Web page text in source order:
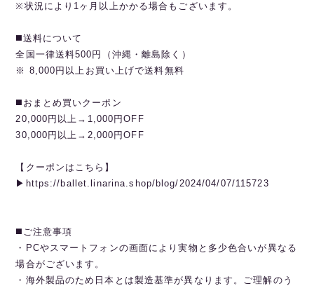
※状況により1ヶ月以上かかる場合もございます。
◼️送料について
全国一律送料500円（沖縄・離島除く）
※ 8,000円以上お買い上げで送料無料
◼️おまとめ買いクーポン
20,000円以上→1,000円OFF
30,000円以上→2,000円OFF
【クーポンはこちら】
▶︎https://ballet.linarina.shop/blog/2024/04/07/115723
◼️ご注意事項
・PCやスマートフォンの画面により実物と多少色合いが異なる
場合がございます。
・海外製品のため日本とは製造基準が異なります。ご理解のう